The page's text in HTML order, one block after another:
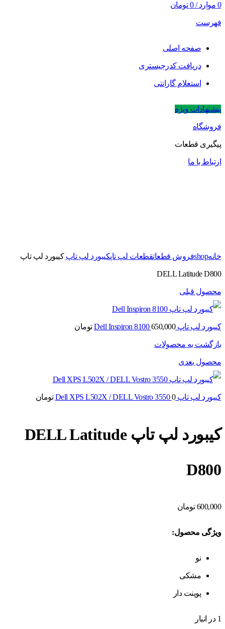
0 موارد /
0 تومان
فهرست
صفحه اصلی
دریافت کدرجیستری
استعلام گارانتی
پیشنهادات ویژه
فروشگاه
پیگیری قطعات
ارتباط با ما
خانهshopفروش قطعاتقطعات لپ تاپکیبورد لپ تاپ کیبورد لپ تاپ
DELL Latitude D800
محصول قبلی
کیبورد لپ تاپ Dell Inspiron 8100650,000 تومان
بازگشت به محصولات
محصول بعدی
کیبورد لپ تاپ Dell XPS L502X / DELL Vostro 35500 تومان
کیبورد لپ تاپ DELL Latitude
D800
600,000 تومان
ویژگی محصول:
نو
مشکی
پوینت دار
1 در انبار